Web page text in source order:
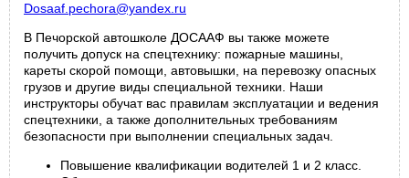
Dosaaf.pechora@yandex.ru
В Печорской автошколе ДОСААФ вы также можете
получить допуск на спецтехнику: пожарные машины,
кареты скорой помощи, автовышки, на перевозку опасных
грузов и другие виды специальной техники. Наши
инструкторы обучат вас правилам эксплуатации и ведения
спецтехники, а также дополнительных требованиям
безопасности при выполнении специальных задач.
Повышение квалификации водителей 1 и 2 класс.